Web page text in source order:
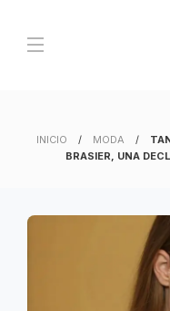
INICIO MODA
BRASIER, UNA